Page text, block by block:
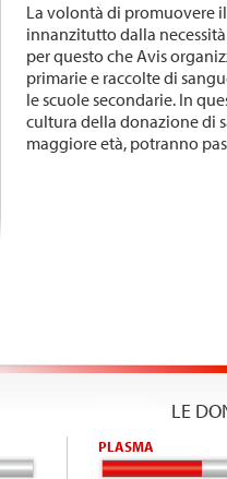
La volontà di promuovere
innanzitutto dalla
per questo che Avis
primarie e raccolte di
le scuole secondarie. In
cultura della donazione di
maggiore età, potranno
LE
PLASMA